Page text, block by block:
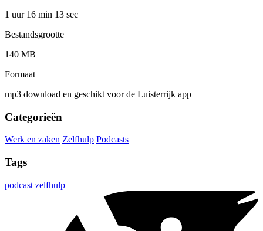
1 uur 16 min 13 sec
Bestandsgrootte
140 MB
Formaat
mp3 download en geschikt voor de Luisterrijk app
Categorieën
Werk en zaken Zelfhulp Podcasts
Tags
podcast zelfhulp